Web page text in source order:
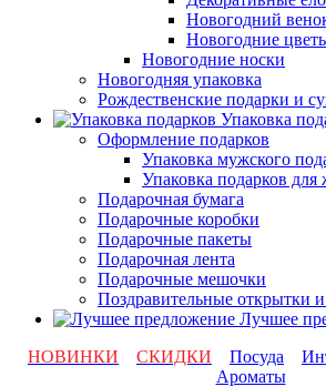
Новогодний
Новогодние
Новогодние носки
Новогодняя упаковка
Рождественские подарки и
Упаковка
Оформление подарков
Упаковка мужского
Упаковка подарков
Подарочная бумага
Подарочные коробки
Подарочные пакеты
Подарочная лента
Подарочные мешочки
Поздравительные открытки
Лучшее
НОВИНКИ
СКИДКИ Посуда
Ароматы